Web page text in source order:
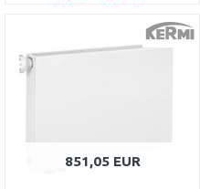
DO KOŠÍKA
851,05 EUR